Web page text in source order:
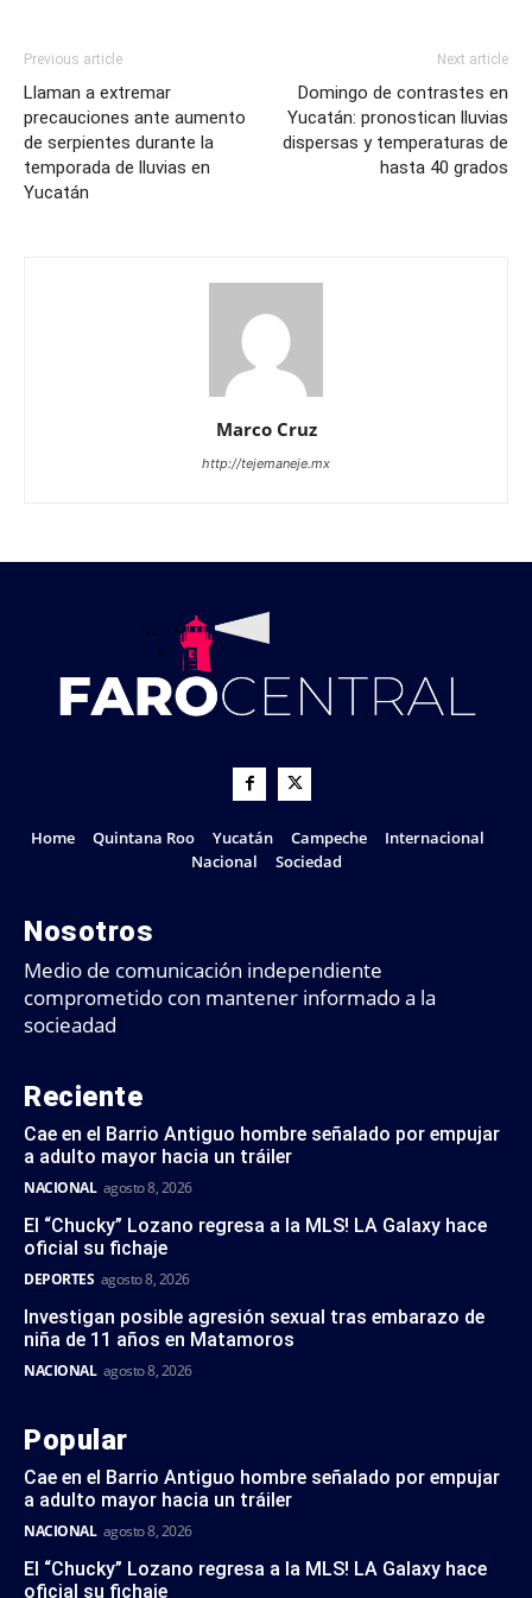
Previous article
Llaman a extremar
precauciones ante aumento
de serpientes durante la
temporada de lluvias en
Yucatán
Next article
Domingo de contrastes en
Yucatán: pronostican lluvias
dispersas y temperaturas de
hasta 40 grados
Marco Cruz
http://tejemaneje.mx
Home Quintana Roo Yucatán Campeche
Internacional
Nacional
Sociedad
Nosotros
Medio de comunicación independiente
comprometido con mantener informado a la
socieadad
Reciente
Cae en el Barrio Antiguo hombre señalado por empujar
a adulto mayor hacia un tráiler
NACIONAL agosto 8, 2026
El “Chucky” Lozano regresa a la MLS! LA Galaxy hace
oficial su fichaje
DEPORTES agosto 8, 2026
Investigan posible agresión sexual tras embarazo de
niña de 11 años en Matamoros
NACIONAL agosto 8, 2026
Popular
Cae en el Barrio Antiguo hombre señalado por empujar
a adulto mayor hacia un tráiler
NACIONAL agosto 8, 2026
El “Chucky” Lozano regresa a la MLS! LA Galaxy hace
oficial su fichaje